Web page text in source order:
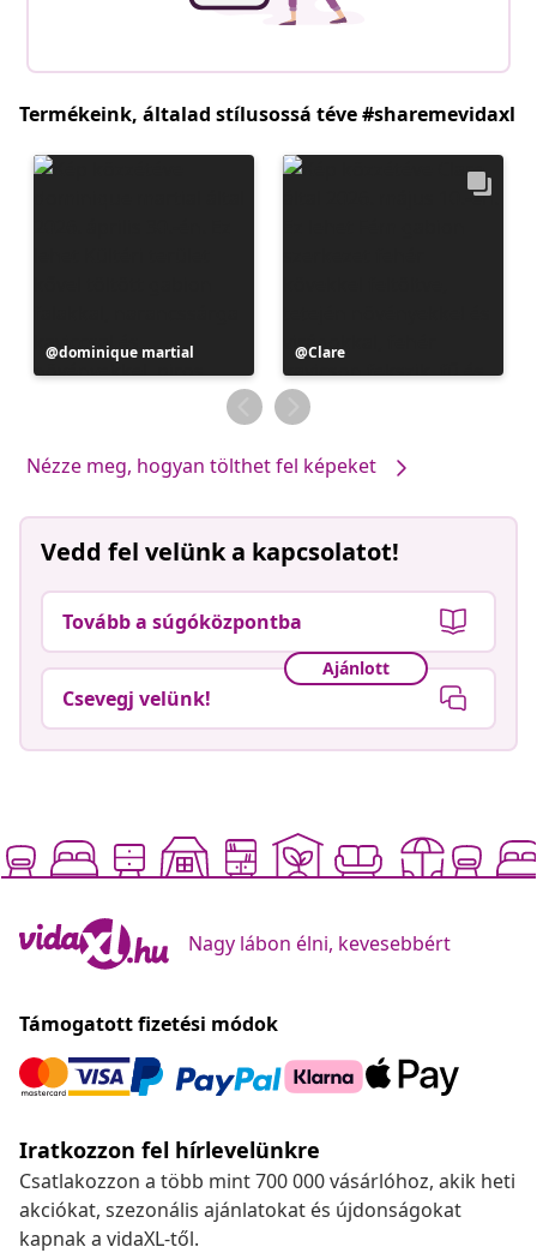
Termékeink, általad stílusossá téve #sharemevidaxl
Bejegyzés
közzétevője
dominique martial
Bejegyzés
közzétevője
Clare
Nézze meg, hogyan tölthet fel képeket
Vedd fel velünk a kapcsolatot!
Tovább a súgóközpontba
Ajánlott
Csevegj velünk!
Nagy lábon élni, kevesebbért
Támogatott fizetési módok
Iratkozzon fel hírlevelünkre
Csatlakozzon a több mint 700 000 vásárlóhoz, akik heti
akciókat, szezonális ajánlatokat és újdonságokat
kapnak a vidaXL-től.